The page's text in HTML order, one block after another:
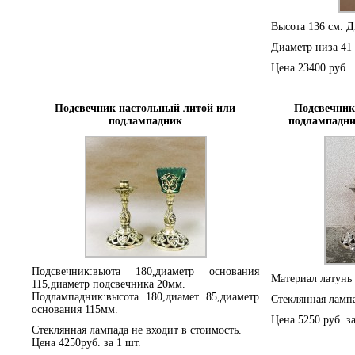
Высота 136 см.
Диаметр низа 41
Цена 23400 руб.
Подсвечник настольный литой или
подлампадник
Подсвечник:выота 180,диаметр основания
115,диаметр подсвечника 20мм.
Подлампадник:высота 180,диамет 85,диаметр
основания 115мм.
Стеклянная лампада не входит в стоимость.
Цена 4250руб. за 1 шт.
Материал
Стеклянная
Цена 5250 руб.